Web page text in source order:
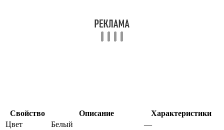
Свойство Описание
Характеристики
Цвет
Белый —